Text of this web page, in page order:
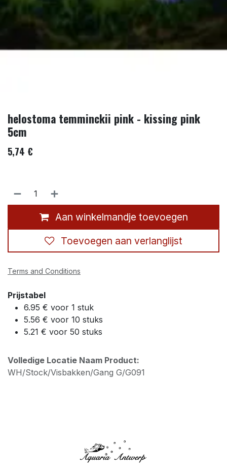
helostoma temminckii pink - kissing pink
5cm
5,74 €
Aan winkelmandje toevoegen
Toevoegen aan verlanglijst
Terms and Conditions
Prijstabel
6.95 € voor 1 stuk
5.56 € voor 10 stuks
5.21 € voor 50 stuks
Volledige Locatie Naam Product:
WH/Stock/Visbakken/Gang G/G091